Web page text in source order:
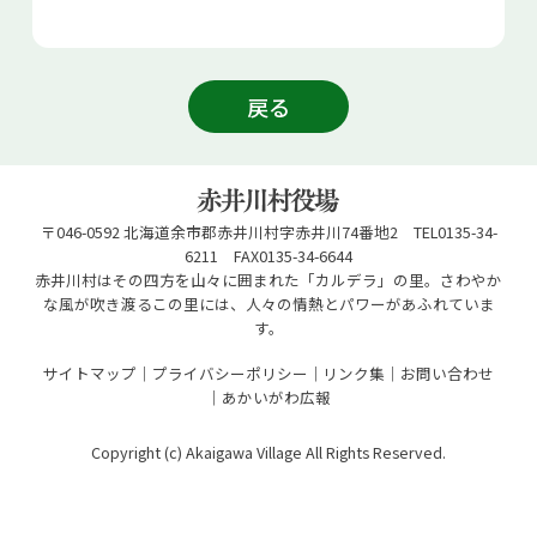
戻る
〒046-0592 北海道余市郡赤井川村字赤井川74番地2 TEL0135-34-
6211 FAX0135-34-6644
赤井川村はその四方を山々に囲まれた「カルデラ」の里。さわやか
な風が吹き渡るこの里には、人々の情熱とパワーがあふれていま
す。
サイトマップ
プライバシーポリシー リンク集
お問い合わせ
あかいがわ広報
Copyright (c) Akaigawa Village All Rights Reserved.